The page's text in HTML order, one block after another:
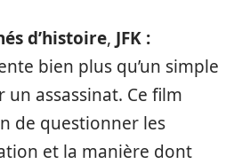
d’histoire, JFK :
bien plus qu’un simple
assassinat. Ce film
de questionner les
et la manière dont